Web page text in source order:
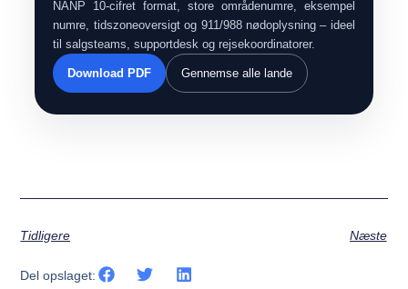
NANP 10-cifret format, store områdenumre, eksempel
numre, tidszoneoversigt og 911/988 nødoplysning – ideel
til salgsteams, supportdesk og rejsekoordinatorer.
Download PDF Gennemse alle lande
Tidligere Næste
Del opslaget: